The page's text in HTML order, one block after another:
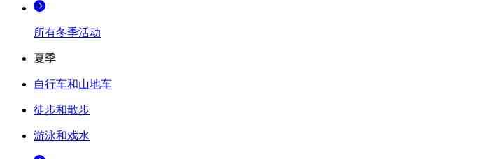
所有冬季活动
夏季
自行车和山地车
徒步和散步
游泳和戏水